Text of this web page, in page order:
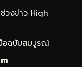
วงข่าว High
อฉบับสมบูรณ์